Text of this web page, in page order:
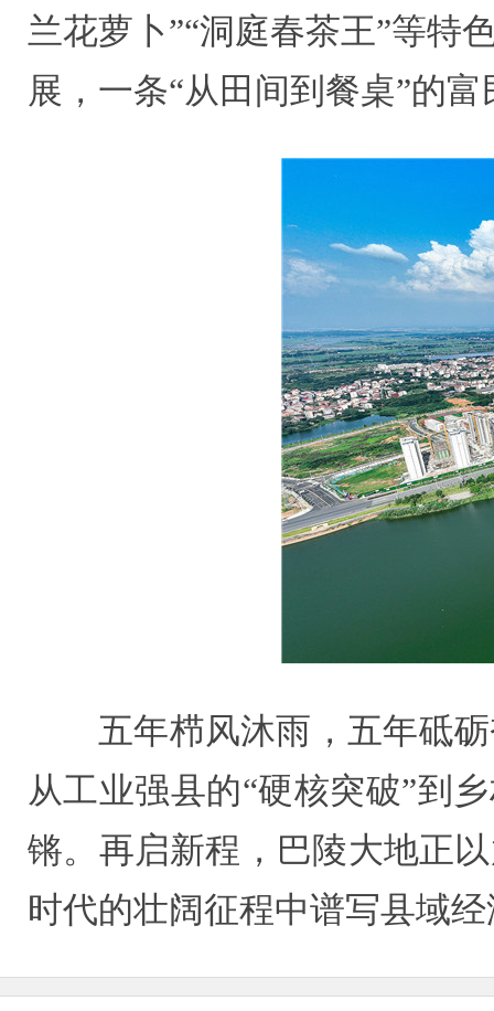
兰花萝卜”“洞庭春茶王”等特
展，一条“从田间到餐桌”的
五年栉风沐雨，五年砥
从工业强县的“硬核突破”到
锵。再启新程，巴陵大地正
时代的壮阔征程中谱写县域